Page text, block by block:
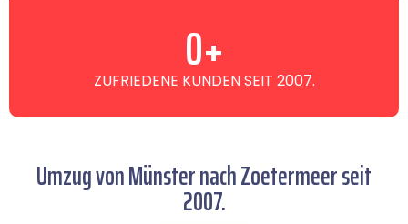
ZUFRIEDENE KUNDEN SEIT 2007.
0+
Umzug von Münster nach Zoetermeer seit
2007.